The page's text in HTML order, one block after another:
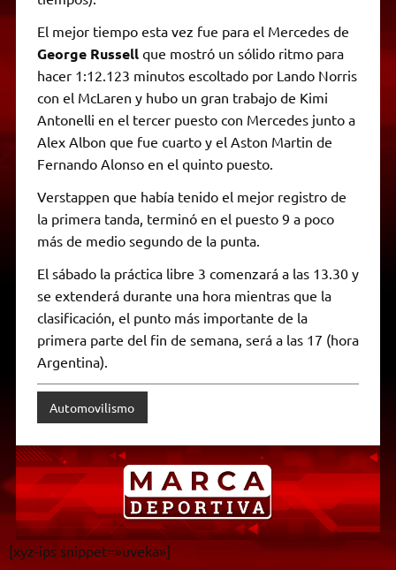
El mejor tiempo esta vez fue para el Mercedes de
George Russell que mostró un sólido ritmo para
hacer 1:12.123 minutos escoltado por Lando Norris
con el McLaren y hubo un gran trabajo de Kimi
Antonelli en el tercer puesto con Mercedes junto a
Alex Albon que fue cuarto y el Aston Martin de
Fernando Alonso en el quinto puesto.
Verstappen que había tenido el mejor registro de
la primera tanda, terminó en el puesto 9 a poco
más de medio segundo de la punta.
El sábado la práctica libre 3 comenzará a las 13.30 y
se extenderá durante una hora mientras que la
clasificación, el punto más importante de la
primera parte del fin de semana, será a las 17 (hora
Argentina).
Automovilismo
[xyz-ips snippet=»uveka»]